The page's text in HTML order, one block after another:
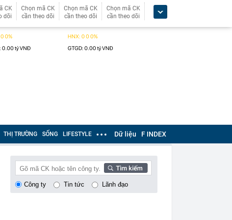
CK
dõi
Chọn mã CK
cần theo dõi
Chọn mã CK
cần theo dõi
Chọn mã CK
cần theo dõi
THỊ TRƯỜNG SỐNG LIFESTYLE Dữ liệu F INDEX
Công ty Tin tức Lãnh đạo